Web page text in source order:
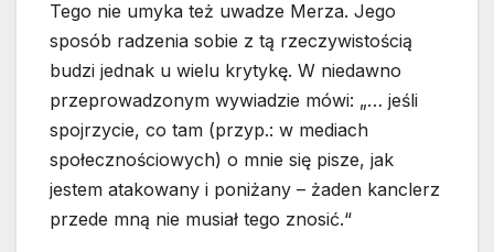
Tego nie umyka też uwadze Merza. Jego
sposób radzenia sobie z tą rzeczywistością
budzi jednak u wielu krytykę. W niedawno
przeprowadzonym wywiadzie mówi: „… jeśli
spojrzycie, co tam (przyp.: w mediach
społecznościowych) o mnie się pisze, jak
jestem atakowany i poniżany – żaden kanclerz
przede mną nie musiał tego znosić.“